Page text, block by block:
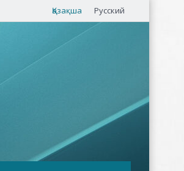
Қазақша Русский